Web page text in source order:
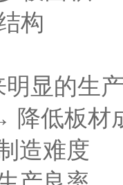
构
显的生
降低板材
造难度